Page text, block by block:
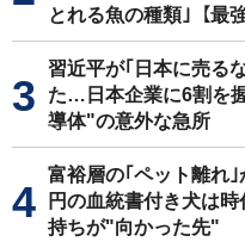
とれる魚の種類｣【最
習近平が｢日本に売る
た…日本企業に6割を
導体"の意外な急所
富裕層の｢ペット離れ
円の血統書付き犬は
持ちが"向かった先"